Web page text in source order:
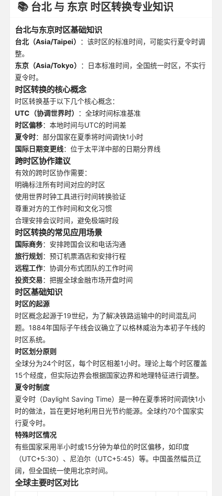
📚 台北 与 东京 时区转换专业知识
台北与东京时区基础知识
台北（Asia/Taipei）
：该时区的标准时间，可能实行夏令时调
整。
东京（Asia/Tokyo）
：日本标准时间，全国统一时区，不实行
夏令时。
时区转换的核心概念
时区转换基于以下几个核心概念：
UTC（协调世界时）
：全球时间标准基准
时区偏移：本地时间与UTC的时间差
夏令时：部分国家在夏季将时间调快1小时
国际日期变更线：位于太平洋中部的日期分界线
跨时区协作建议
有效的跨时区协作需要：
明确标注所有时间对应的时区
使用世界时钟工具进行时间转换验证
尊重对方的工作时间和文化习惯
合理安排会议时间，避免极端时段
时区转换的常见应用场景
国际商务：安排跨国会议和电话沟通
旅行规划 ：预订机票酒店和安排行程
远程工作：协调分布式团队的工作时间
投资交易：把握全球金融市场开盘时间
时区基础知识
时区的起源
时区概念起源于19世纪，为了解决铁路运输中的时间混乱问
题。1884年国际子午线会议确立了以格林威治为本初子午线的
时区系统。
时区划分原则
全球分为24个时区，每个时区相差1小时。理论上每个时区覆盖
15个经度，但实际边界会根据国家边界和地理特征进行调整。
夏令时制度
夏令时（Daylight Saving Time）是一种在夏季将时间调快1小
时的做法，旨在更好地利用日光节约能源。全球约70个国家实
行夏令时。
特殊时区情况
有些国家采用半小时或15分钟为单位的时区偏移，如印度
（UTC+5:30）、尼泊尔（UTC+5:45）等。中国虽然幅员辽
阔，但全国统一使用北京时间。
全球主要时区对比